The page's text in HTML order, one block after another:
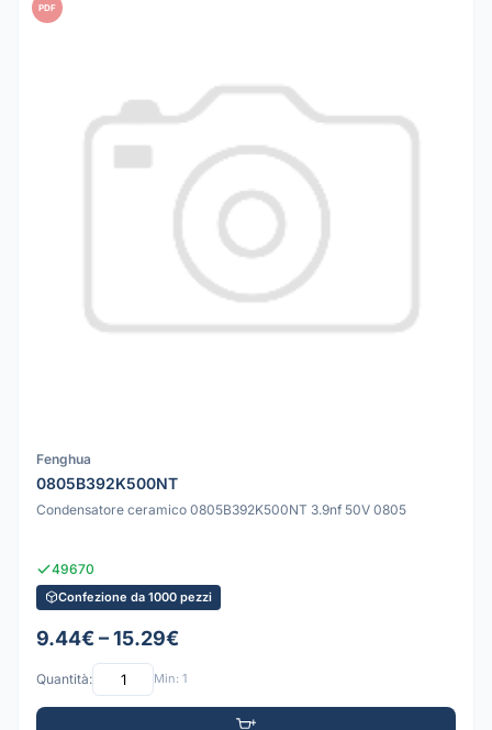
PDF
Fenghua
0805B392K500NT
Condensatore ceramico 0805B392K500NT 3.9nf 50V 0805
49670
Confezione da 1000 pezzi
9.44€ – 15.29€
Quantità: Min: 1